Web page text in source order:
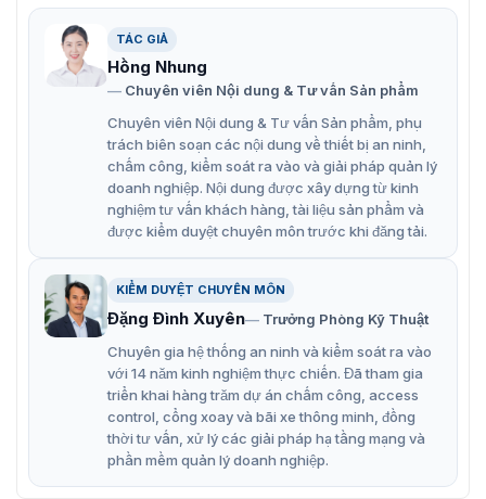
Barrier tự động ZKTeco BGM545R-F chính hãng được
VietnamSmart nhập khẩu nguyên chiếc
Quý khách tham khảo thêm modelBarrier tự động
ZKTeco BGM545L-Fcó thiết kế lắp đặt bên trái.
Đặc điểm đáng chú ý của barrier điện
BGM545R-F
Barrier tự động ZKTeco BGM545R-F được ứng dụng động
cơ không chổi than DC có hiệu suất cao và giúp thiết bị
hoạt động ổn định, không gây ra tiếng ồn. Ngoài ra,
cổng còn có các đặc điểm đáng chú ý khác:
Hỗ trợ đèn LED: cổng có đèn LED báo tình trạng hoạt
Tốc độ đóng mở nhanh: cổng có thể đóng mở trong
thời gian 3 giây.
TÁC GIẢ
Hồng Nhung
Chuyên viên Nội dung & Tư vấn Sản phẩm
Chuyên viên Nội dung & Tư vấn Sản phẩm, phụ
trách biên soạn các nội dung về thiết bị an ninh,
chấm công, kiểm soát ra vào và giải pháp quản lý
doanh nghiệp. Nội dung được xây dựng từ kinh
nghiệm tư vấn khách hàng, tài liệu sản phẩm và
được kiểm duyệt chuyên môn trước khi đăng tải.
KIỂM DUYỆT CHUYÊN MÔN
Đặng Đình Xuyên
Trưởng Phòng Kỹ Thuật
Chuyên gia hệ thống an ninh và kiểm soát ra vào
với 14 năm kinh nghiệm thực chiến. Đã tham gia
triển khai hàng trăm dự án chấm công, access
control, cổng xoay và bãi xe thông minh, đồng
thời tư vấn, xử lý các giải pháp hạ tầng mạng và
phần mềm quản lý doanh nghiệp.